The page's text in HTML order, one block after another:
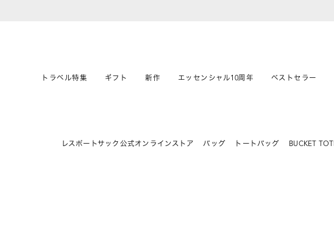
トラベル特集 ギフト 新作 エッセンシャル10周年 ベストセラー
レスポートサック公式オンラインストア バッグ トートバッグ BUCKET